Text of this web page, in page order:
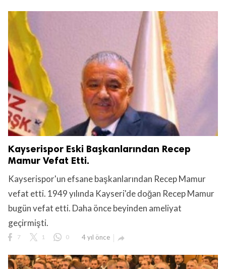
Kayserispor Eski Başkanlarından Recep
Mamur Vefat Etti.
Kayserispor'un efsane başkanlarından Recep Mamur
vefat etti. 1949 yılında Kayseri'de doğan Recep Mamur
bugün vefat etti. Daha önce beyinden ameliyat
geçirmişti.
7 1 0 4 yıl önce 